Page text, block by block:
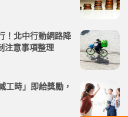
！北中行動網路降
注意事項整理
工時」即給獎勵，